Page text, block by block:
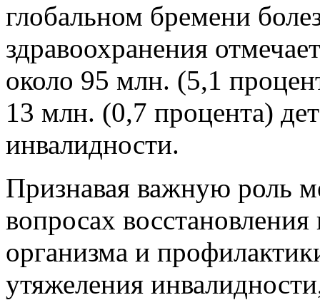
распространенность
глобальном бремени
здравоохранения
около 95 млн. (5,1
13 млн. (0,7 процента)
инвалидности.
Признавая важную роль
вопросах
организма и